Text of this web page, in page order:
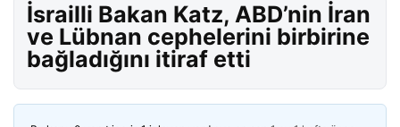
İsrailli Bakan Katz, ABD’nin İran
ve Lübnan cephelerini birbirine
bağladığını itiraf etti